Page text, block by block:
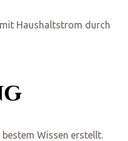
Haushaltstrom durch
Wissen erstellt.